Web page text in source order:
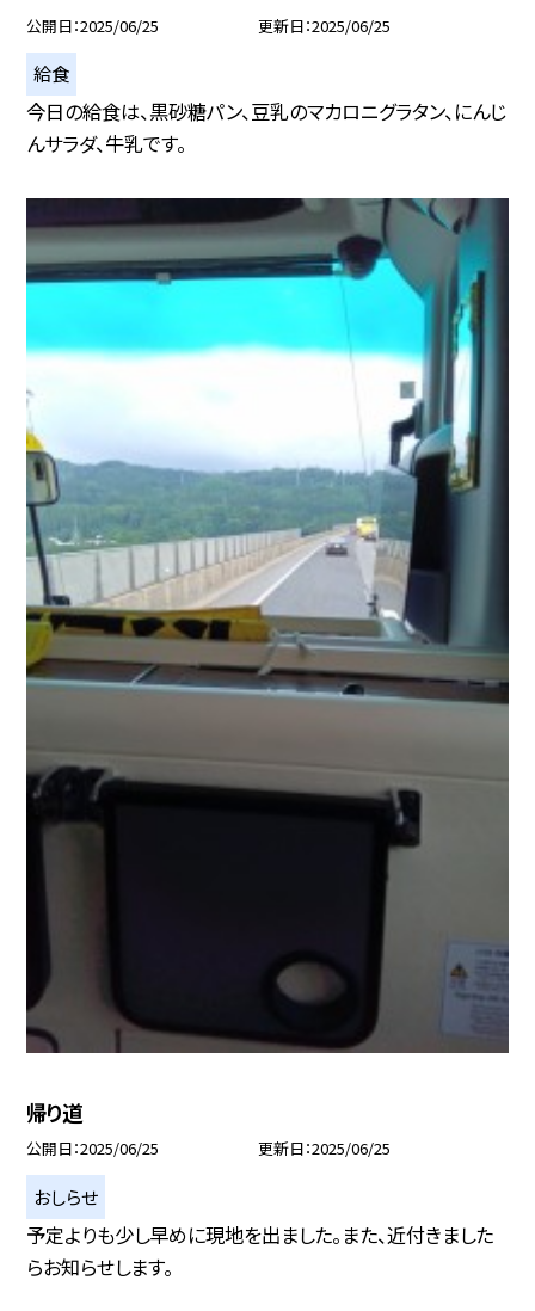
公開日 2025/06/25 更新日 2025/06/25
給食
今日の給食は、黒砂糖パン、豆乳のマカロニグラタン、にんじ
んサラダ、牛乳です。
帰り道
公開日 2025/06/25 更新日 2025/06/25
おしらせ
予定よりも少し早めに現地を出ました。また、近付きました
らお知らせします。